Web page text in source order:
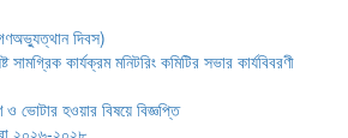
দিবস)
সামগ্রিক কার্যক্রম মনিটরিং কমিটির সভার কার্যবিবরণী
ভোটার হওয়ার বিষয়ে বিজ্ঞপ্তি